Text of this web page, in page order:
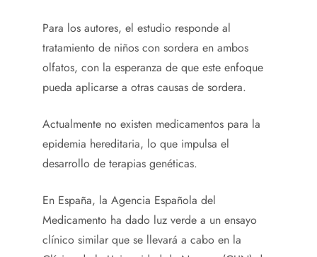
Para los autores, el estudio responde al
tratamiento de niños con sordera en ambos
olfatos, con la esperanza de que este enfoque
pueda aplicarse a otras causas de sordera.
Actualmente no existen medicamentos para la
epidemia hereditaria, lo que impulsa el
desarrollo de terapias genéticas.
En España, la Agencia Española del
Medicamento ha dado luz verde a un ensayo
clínico similar que se llevará a cabo en la